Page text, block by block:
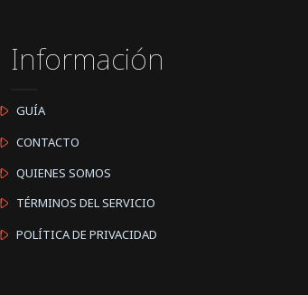
Información
GUÍA
CONTACTO
QUIENES SOMOS
TÉRMINOS DEL SERVICIO
POLÍTICA DE PRIVACIDAD